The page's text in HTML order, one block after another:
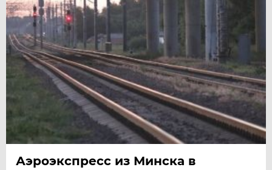
Аэроэкспресс из Минска в